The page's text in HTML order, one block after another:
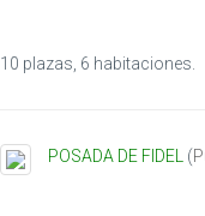
10 plazas, 6 habitaciones.
POSADA DE FIDEL (